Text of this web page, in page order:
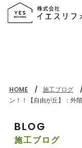
HOME 施工ブログ
ン！！【自由が丘】：外
BLOG
施工ブログ